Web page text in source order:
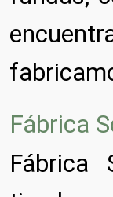
Fábrica
Fábrica